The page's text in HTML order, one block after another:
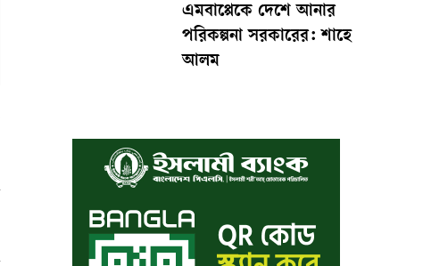
এমবাপ্পেকে দেশে আনার
পরিকল্পনা সরকারের: শাহে
আলম